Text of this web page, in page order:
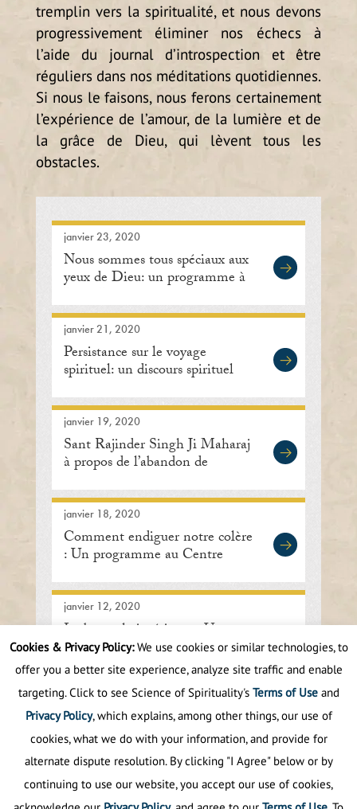
tremplin vers la spiritualité, et nous devons
progressivement éliminer nos échecs à
l’aide du journal d’introspection et être
réguliers dans nos méditations quotidiennes.
Si nous le faisons, nous ferons certainement
l’expérience de l’amour, de la lumière et de
la grâce de Dieu, qui lèvent tous les
obstacles.
janvier 23, 2020
Nous sommes tous spéciaux aux
yeux de Dieu: un programme à
janvier 21, 2020
Persistance sur le voyage
spirituel: un discours spirituel
janvier 19, 2020
Sant Rajinder Singh Ji Maharaj
à propos de l’abandon de
janvier 18, 2020
Comment endiguer notre colère
: Un programme au Centre
Lisle
janvier 12, 2020
La boussole intérieure : Un
discours de Sant Rajinder Singh
Ji Maharaj
Cookies & Privacy Policy:We use cookies or similar technologies, to
offer you a better site experience, analyze site traffic and enable
targeting. Click to see Science of Spirituality's Terms of Useand
Privacy Policy, which explains, among other things, our use of
cookies, what we do with your information, and provide for
alternate dispute resolution. By clicking "I Agree" below or by
continuing to use our website, you accept our use of cookies,